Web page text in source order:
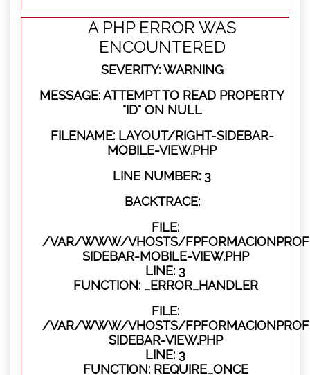
A PHP ERROR WAS
ENCOUNTERED
SEVERITY: WARNING
MESSAGE: ATTEMPT TO READ PROPERTY
"ID" ON NULL
FILENAME: LAYOUT/RIGHT-SIDEBAR-
MOBILE-VIEW.PHP
LINE NUMBER: 3
BACKTRACE:
FILE:
/VAR/WWW/VHOSTS/
SIDEBAR-MOBILE-VIEW.PHP
LINE: 3
FUNCTION: _ERROR_HANDLER
FILE:
/VAR/WWW/VHOSTS/
SIDEBAR-VIEW.PHP
LINE: 3
FUNCTION: REQUIRE_ONCE